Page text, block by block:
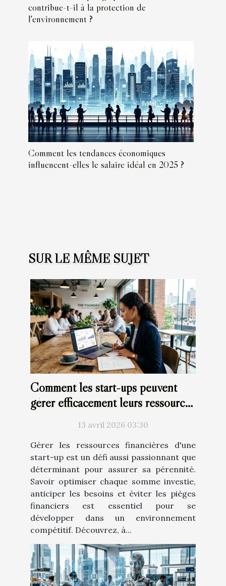
contribue-t-il à la protection de
l'environnement ?
Comment les tendances économiques
influencent-elles le salaire idéal en 2025 ?
SUR LE MÊME SUJET
Comment les start-ups peuvent
gérer efficacement leurs ressources
13 avril 2026 03:30
Gérer les ressources financières d'une
start-up est un défi aussi passionnant que
déterminant pour assurer sa pérennité.
Savoir optimiser chaque somme investie,
anticiper les besoins et éviter les pièges
financiers est essentiel pour se
développer dans un environnement
compétitif. Découvrez, à...